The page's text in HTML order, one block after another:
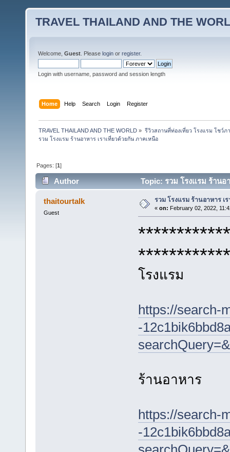
TRAVEL THAILAND AND THE
Welcome, Guest . Please login or register.
Login with username, password and session length
Home Help Search Login Register
TRAVEL THAILAND AND THE WORLD » รีวิวสถานที่ท่องเที่ยว โรงแรม โชว์ภ
รวม โรงแรม ร้านอาหาร เราเที่ยวด้วยกัน ภาคเหนือ
Pages: [1]
Author Topic: รวม โรงแรม ร้านอ
thaitourtalk
Guest
รวม โรงแรม ร้านอาหาร เ
« on: February 02, 2022,
โรงแรม
https://search-
-
ร้านอาหาร
https://search-
-